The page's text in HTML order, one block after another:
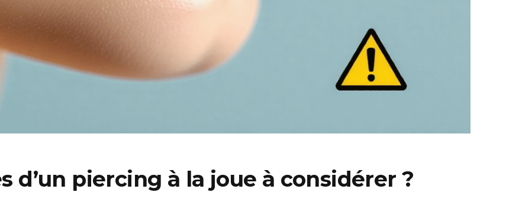
d’un piercing à la joue à considérer ?